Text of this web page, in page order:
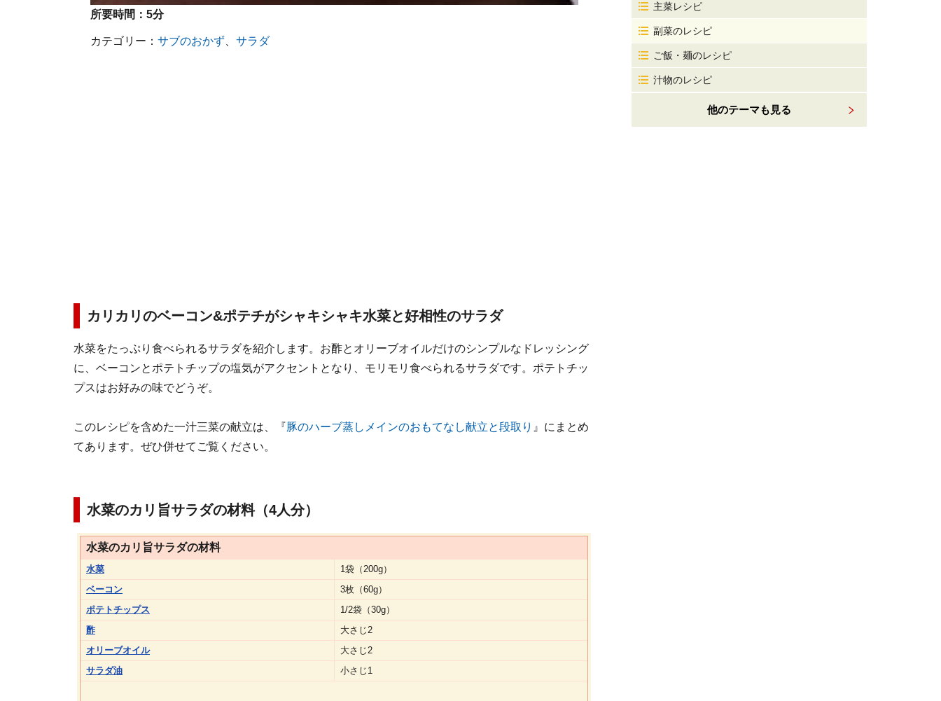
所要時間： 5分
カテゴリー： サブのおかず、 サラダ
カリカリのベーコン&ポテチがシャキシャキ水菜と好相性のサラダ
水菜をたっぷり食べられるサラダを紹介します。お酢とオリーブオイルだけのシンプルなドレッシング
に、ベーコンとポテトチップの塩気がアクセントとなり、モリモリ食べられるサラダです。ポテトチッ
プスはお好みの味でどうぞ。
このレシピを含めた一汁三菜の献立は、『豚のハーブ蒸しメインのおもてなし献立と段取り 』にまとめ
てあります。ぜひ併せてご覧ください。
水菜のカリ旨サラダの材料（4人分）
水菜のカリ旨サラダの材料
水菜
1袋（200g）
ベーコン
3枚（60g）
ポテトチップス
1/2袋（30g）
酢
大さじ2
オリーブオイル
大さじ2
サラダ油
小さじ1
主菜レシピ
副菜のレシピ
ご飯・麺のレシピ
汁物のレシピ
他のテーマも見る